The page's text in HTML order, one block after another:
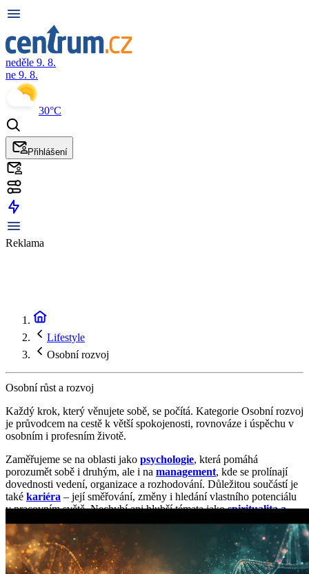
neděle 9. 8.
ne 9. 8.
30°C
Přihlášení
Reklama
Lifestyle
Osobní rozvoj
Osobní růst a rozvoj
Každý krok, který věnujete sobě, se počítá. Kategorie Osobní rozvoj
je průvodcem na cestě k větší spokojenosti, rovnováze i úspěchu v
osobním i profesním životě.
Zaměřujeme se na oblasti jako psychologie, která pomáhá
porozumět sobě i druhým, ale i na management, kde se prolínají
dovednosti vedení, organizace a rozhodování. Důležitou součástí je
také kariéra – její směřování, změny i hledání vlastního potenciálu
v pracovním světě. Nechybí ani hlubší témata jakospiritualita a
náboženství, která otevírají prostor pro vnitřní klid, hodnoty a smysl
života.
Osobní rozvoj tak nevnímáme jen jako výkon, ale jako komplexní
cestu, která propojuje mysl, práci i vnitřní nastavení. Ať už hledáte